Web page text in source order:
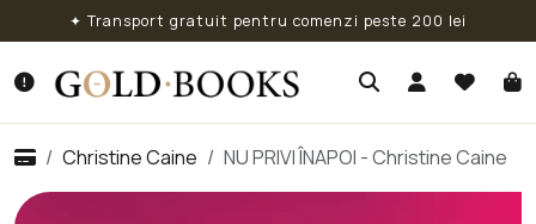
✦ Transport gratuit pentru comenzi peste 200 lei
Christine Caine NU PRIVI ÎNAPOI - Christine Caine